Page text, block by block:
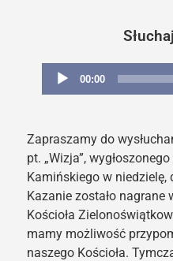
00:00
Zapraszamy do
pt. „Wizja”,
Kamińskiego w niedzielę,
Kazanie zostało
Kościoła
mamy możliwość
naszego Kościoła.